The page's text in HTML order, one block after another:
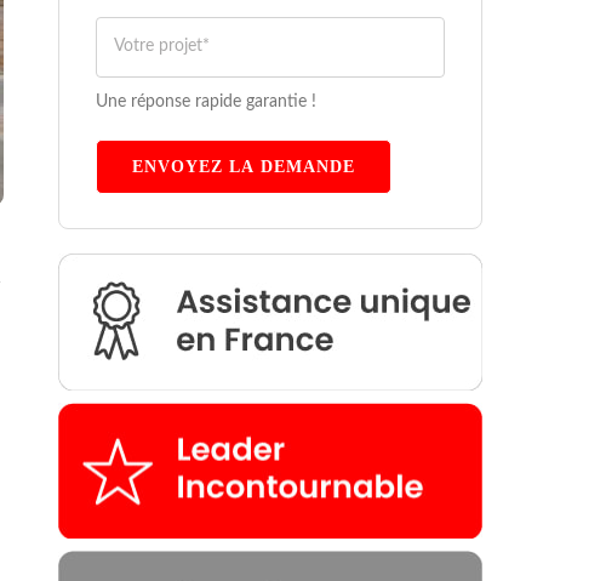
Une réponse rapide garantie !
ENVOYEZ LA DEMANDE